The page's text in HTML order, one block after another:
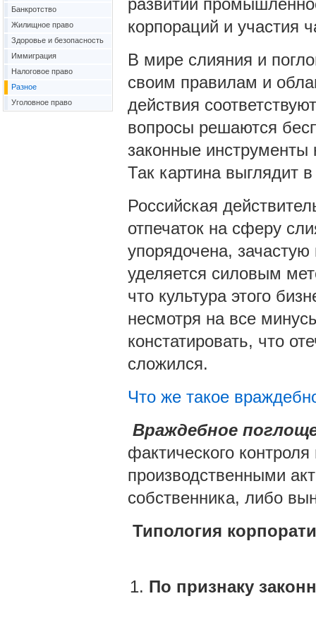
развитии
корпораций и участия
В мире слияния и
своим правилам и
действия
вопросы решаются
законные инструменты
Так картина выглядит
Российская
отпечаток на сферу
упорядочена,
уделяется силовым
что культура этого
несмотря на все
констатировать, что
сложился.
Что же такое
Враждебное
фактического
производственными
собственника, либо
Типология
По признаку
Банкротство
Жилищное право
Здоровье и безопасность
Иммиграция
Налоговое право
Разное
Уголовное право